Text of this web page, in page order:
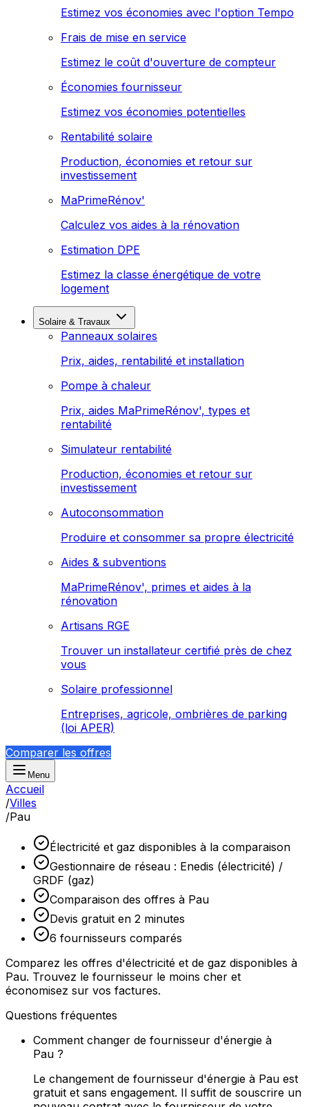
Estimez vos économies avec l'option Tempo
Frais de mise en service
Estimez le coût d'ouverture de compteur
Économies fournisseur
Estimez vos économies potentielles
Rentabilité solaire
Production, économies et retour sur
investissement
MaPrimeRénov'
Calculez vos aides à la rénovation
Estimation DPE
Estimez la classe énergétique de votre
logement
Solaire & Travaux
Panneaux solaires
Prix, aides, rentabilité et installation
Pompe à chaleur
Prix, aides MaPrimeRénov', types et
rentabilité
Simulateur rentabilité
Production, économies et retour sur
investissement
Autoconsommation
Produire et consommer sa propre électricité
Aides & subventions
MaPrimeRénov', primes et aides à la
rénovation
Artisans RGE
Trouver un installateur certifié près de chez
vous
Solaire professionnel
Entreprises, agricole, ombrières de parking
(loi APER)
Comparer les offres
Menu
Accueil
/Villes
/Pau
Électricité et gaz disponibles à la comparaison
Gestionnaire de réseau : Enedis (électricité) /
GRDF (gaz)
Comparaison des offres à Pau
Devis gratuit en 2 minutes
6 fournisseurs comparés
Comparez les offres d'électricité et de gaz disponibles à
Pau. Trouvez le fournisseur le moins cher et
économisez sur vos factures.
Questions fréquentes
Comment changer de fournisseur d'énergie à
Pau ?
Le changement de fournisseur d'énergie à Pau est
gratuit et sans engagement. Il suffit de souscrire un